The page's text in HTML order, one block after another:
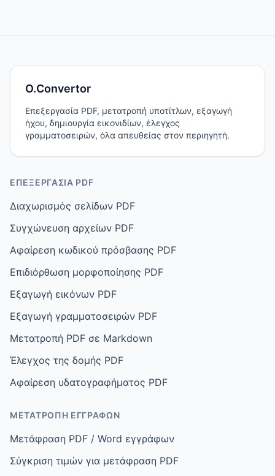
O.Convertor
Επεξεργασία PDF, μετατροπή υποτίτλων, εξαγωγή
ήχου, δημιουργία εικονιδίων, έλεγχος
γραμματοσειρών, όλα απευθείας στον περιηγητή.
ΕΠΕΞΕΡΓΑΣΊΑ PDF
Διαχωρισμός σελίδων PDF
Συγχώνευση αρχείων PDF
Αφαίρεση κωδικού πρόσβασης PDF
Επιδιόρθωση μορφοποίησης PDF
Εξαγωγή εικόνων PDF
Εξαγωγή γραμματοσειρών PDF
Μετατροπή PDF σε Markdown
Έλεγχος της δομής PDF
Αφαίρεση υδατογραφήματος PDF
ΜΕΤΑΤΡΟΠΉ ΕΓΓΡΆΦΩΝ
Μετάφραση PDF / Word εγγράφων
Σύγκριση τιμών για μετάφραση PDF